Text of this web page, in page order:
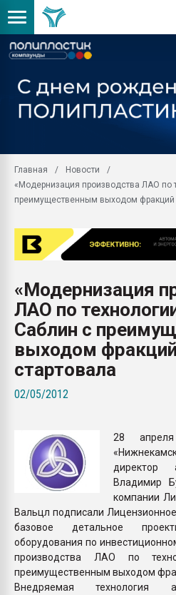
Главная
Новости
«Модернизация производства ЛАО по
преимущественным выходом фракций
«Модернизация
ЛАО по
Саблин с
выходом
стартовала
02/05/2012
28
директор
Владимир
компании
Вальцл подписали
базовое детальное
оборудования по
производства ЛАО по
преимущественным выходом
Внедряемая технология